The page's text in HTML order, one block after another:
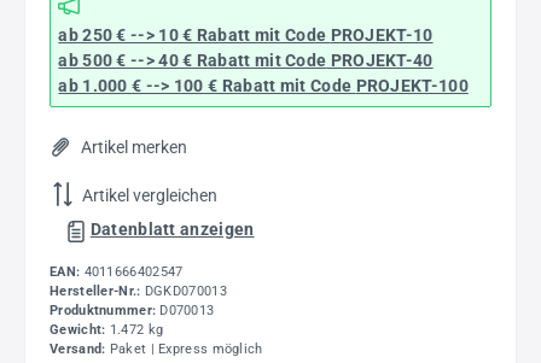
ab 250 € --> 10 € Rabatt mit Code PROJEKT-10
ab 500 € --> 40 € Rabatt mit Code PROJEKT-40
ab 1.000 € --> 100 € Rabatt mit Code PROJEKT-100
Artikel merken
Artikel vergleichen
Datenblatt anzeigen
EAN: 4011666402547
Hersteller-Nr.: DGKD070013
Produktnummer: D070013
Gewicht: 1.472 kg
Versand: Paket | Express möglich